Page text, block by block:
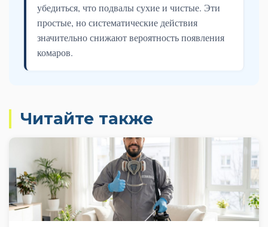
убедиться, что подвалы сухие и чистые. Эти
простые, но систематические действия
значительно снижают вероятность появления
комаров.
Читайте также